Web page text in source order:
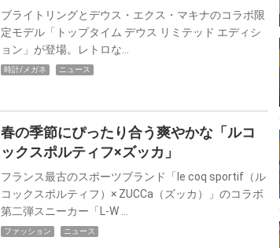
ブライトリングとデウス・エクス・マキナのコラボ限
定モデル「トップタイム デウス リミテッド エディシ
ョン」が登場。レトロな…
時計/メガネ ニュース
春の季節にぴったり合う爽やかな「ルコ
ックスポルティフ×ズッカ」
フランス最古のスポーツブランド「le coq sportif（ル
コックスポルティフ）× ZUCCa（ズッカ）」のコラボ
第二弾スニーカー「L-W …
ファッション ニュース